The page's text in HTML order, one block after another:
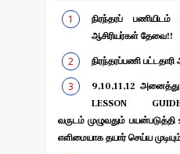
நிரந்தரப்
ஆசிரியர்கள் தேவை!!
நிரந்தரப்பணி
9,10,11,12 அனைத்து
LESSON GUIDE-
வருடம் முழுவதும்
எளிமையாக தயார் செய்ய